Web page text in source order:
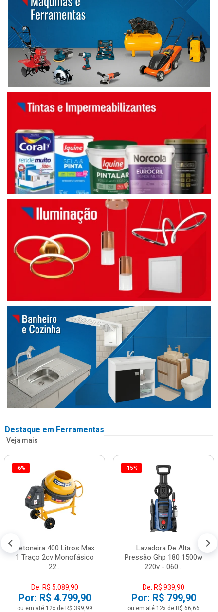
Destaque em Ferramentas
Veja mais
-6%
Betoneira 400 Litros Max
1 Traço 2cv Monofásico
22...
De: R$ 5.089,90
Por: R$ 4.799,90
ou em até 12x de R$ 399,99
-15%
Lavadora De Alta
Pressão Ghp 180 1500w
220v - 060...
De: R$ 939,90
Por: R$ 799,90
ou em até 12x de R$ 66,66